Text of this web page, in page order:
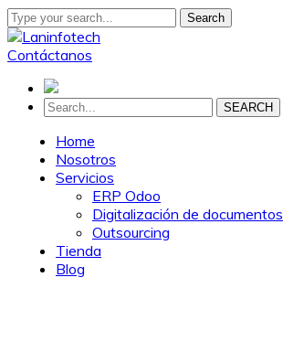
Search
Contáctanos
SEARCH
Home
Nosotros
Servicios
ERP Odoo
Digitalización de documentos
Outsourcing
Tienda
Blog